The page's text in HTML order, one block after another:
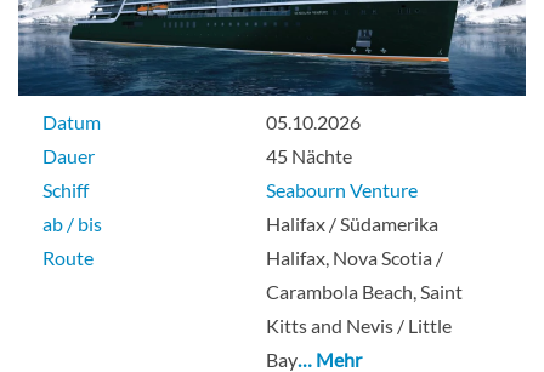
Datum
05.10.2026
Dauer
45 Nächte
Schiff
Seabourn Venture
ab / bis
Halifax / Südamerika
Route
Halifax, Nova Scotia /
Carambola Beach, Saint
Kitts and Nevis / Little
Bay… Mehr